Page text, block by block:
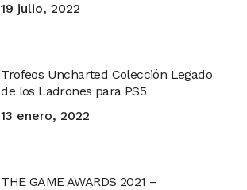
19 julio, 2022
Trofeos Uncharted Colección Legado
de los Ladrones para PS5
13 enero, 2022
THE GAME AWARDS 2021 –